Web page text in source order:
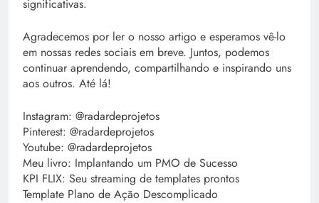
significativas.
Agradecemos por ler o nosso artigo e esperamos vê-lo
em nossas redes sociais em breve. Juntos, podemos
continuar aprendendo, compartilhando e inspirando uns
aos outros. Até lá!
Instagram: @radardeprojetos
Pinterest: @radardeprojetos
Youtube: @radardeprojetos
Meu livro: Implantando um PMO de Sucesso
KPI FLIX: Seu streaming de templates prontos
Template Plano de Ação Descomplicado